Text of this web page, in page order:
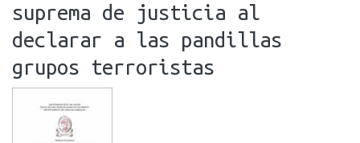
suprema de justicia al
declarar a las pandillas
grupos terroristas